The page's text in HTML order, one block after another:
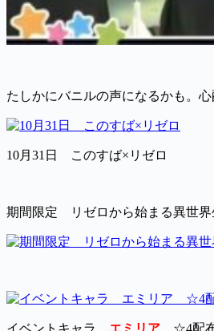
たしかにバニルの声になるかも。
10月31日 このすば×リゼロ
期間限定 リゼロから始まる異世
イベントキャラ エミリア ☆4配布